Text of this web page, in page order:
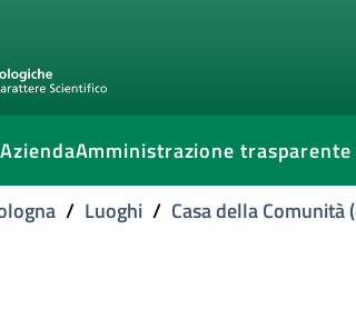
Amministrazione trasparente
/ Luoghi / Casa della Comunità